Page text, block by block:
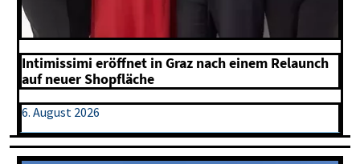
Intimissimi eröffnet in Graz nach einem Relaunch
auf neuer Shopfläche
6. August 2026